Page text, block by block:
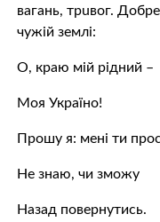
вагань, трuвог.
чужій землі:
О, краю мій рідний –
Моя Україно!
Прошу я: мені ти
Не знаю, чи зможу
Назад повернутись.